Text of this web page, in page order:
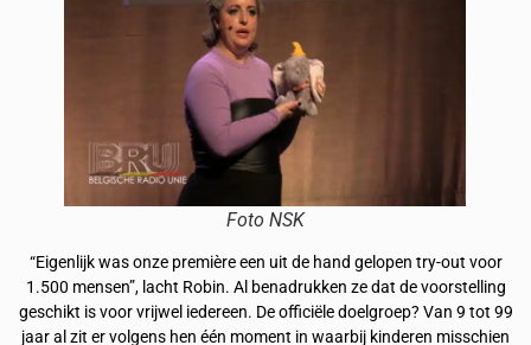
Foto NSK
“Eigenlijk was onze première een uit de hand gelopen try-out voor
1.500 mensen”, lacht Robin. Al benadrukken ze dat de voorstelling
geschikt is voor vrijwel iedereen. De officiële doelgroep? Van 9 tot 99
jaar al zit er volgens hen één moment in waarbij kinderen misschien